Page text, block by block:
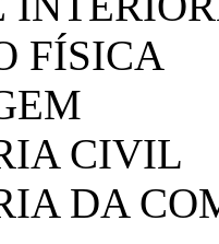
FÍSICA
CIVIL
DA